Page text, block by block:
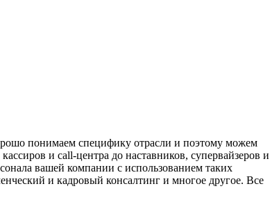
понимаем специфику отрасли и поэтому можем
и call-центра до наставников, супервайзеров и
вашей компании с использованием таких
и кадровый консалтинг и многое другое. Все